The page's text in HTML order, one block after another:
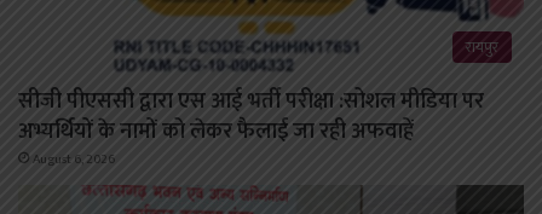
रायपुर
सीजी पीएससी द्वारा एस आई भर्ती परीक्षा :सोशल मीडिया पर
अभ्यर्थियों के नामों को लेकर फैलाई जा रही अफवाहें
August 6, 2026